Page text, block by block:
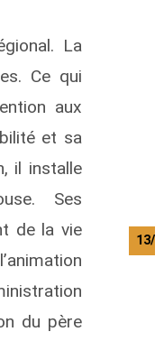
La
Ce qui
aux
et sa
il installe
Ses
de la vie
du père
13/